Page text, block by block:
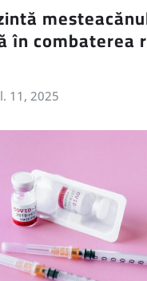
în combaterea
11, 2025